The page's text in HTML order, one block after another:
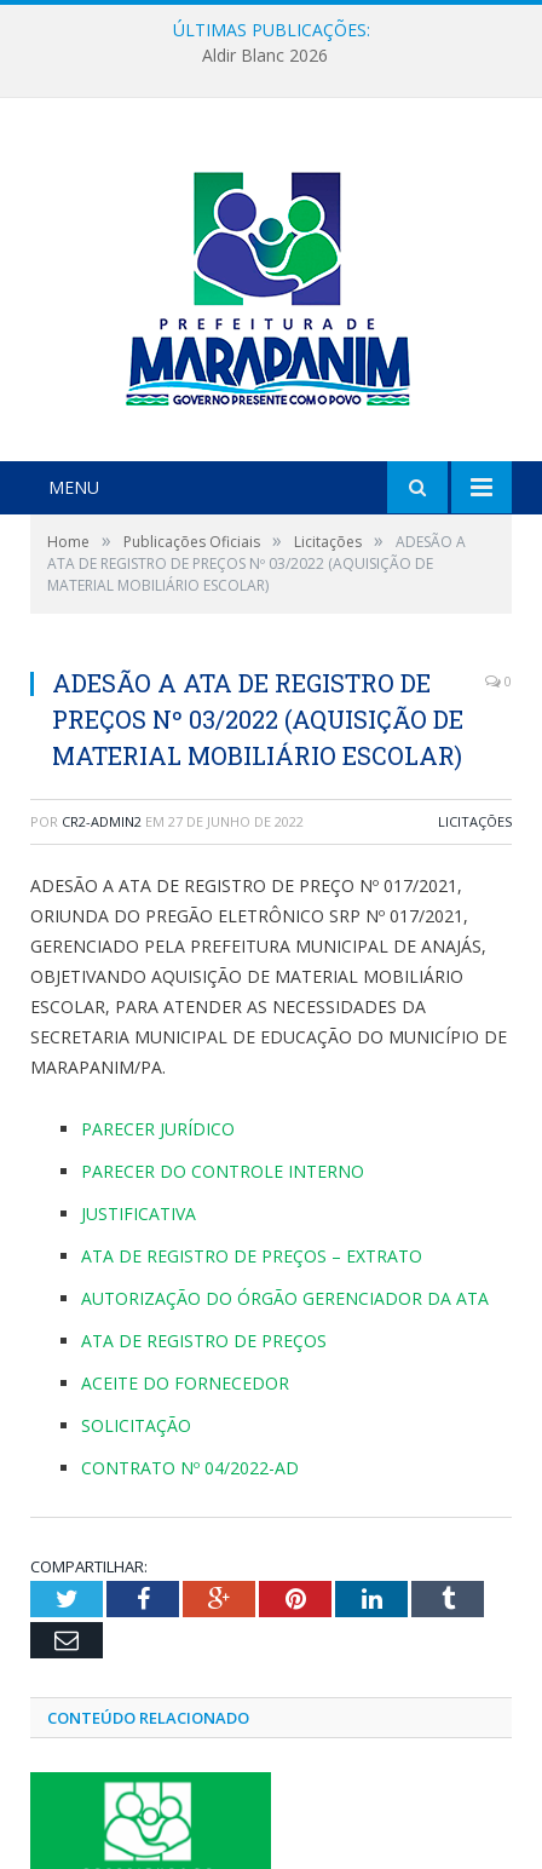
ÚLTIMAS PUBLICAÇÕES:
Aldir Blanc 2026
MENU
Home » Publicações Oficiais » Licitações »
ADESÃO A
ATA DE REGISTRO DE PREÇOS Nº 03/2022 (AQUISIÇÃO DE
MATERIAL MOBILIÁRIO ESCOLAR)
ADESÃO A ATA DE REGISTRO DE
PREÇOS Nº 03/2022 (AQUISIÇÃO DE
MATERIAL MOBILIÁRIO ESCOLAR)
0
POR CR2-ADMIN2 EM 27 DE JUNHO DE 2022 LICITAÇÕES
ADESÃO A ATA DE REGISTRO DE PREÇO Nº 017/2021,
ORIUNDA DO PREGÃO ELETRÔNICO SRP Nº 017/2021,
GERENCIADO PELA PREFEITURA MUNICIPAL DE ANAJÁS,
OBJETIVANDO AQUISIÇÃO DE MATERIAL MOBILIÁRIO
ESCOLAR, PARA ATENDER AS NECESSIDADES DA
SECRETARIA MUNICIPAL DE EDUCAÇÃO DO MUNICÍPIO DE
MARAPANIM/PA.
PARECER JURÍDICO
PARECER DO CONTROLE INTERNO
JUSTIFICATIVA
ATA DE REGISTRO DE PREÇOS – EXTRATO
AUTORIZAÇÃO DO ÓRGÃO GERENCIADOR DA ATA
ATA DE REGISTRO DE PREÇOS
ACEITE DO FORNECEDOR
SOLICITAÇÃO
CONTRATO Nº 04/2022-AD
COMPARTILHAR:
TwitterFacebookGoogle+PinterestLinkedInTumblr
Email
CONTEÚDO RELACIONADO